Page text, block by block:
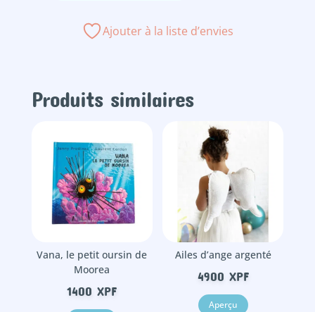
Ajouter à la liste d’envies
Produits similaires
Vana, le petit oursin de
Moorea
1400XPF
Ailes d’ange argenté
4900 XPF
Aperçu